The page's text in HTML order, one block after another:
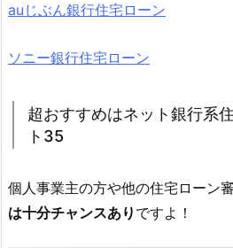
auじぶん銀行住宅ローン
ソニー銀行住宅ローン
超おすすめはネット銀行系
ト35
個人事業主の方や他の住宅ローン
は十分チャンスあり ですよ！